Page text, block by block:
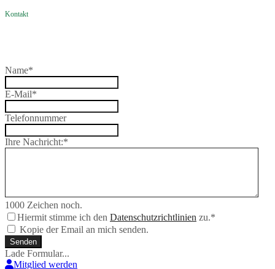
Kontakt
Name*
E-Mail*
Telefonnummer
Ihre Nachricht:*
1000 Zeichen noch.
Hiermit stimme ich den Datenschutzrichtlinien zu.*
Kopie der Email an mich senden.
Senden
Lade Formular...
Mitglied werden